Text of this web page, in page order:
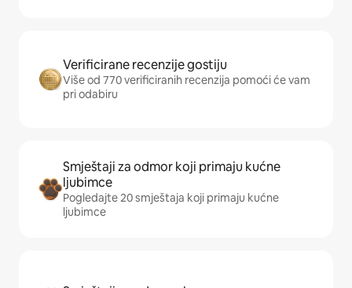
Verificirane recenzije gostiju
Više od 770 verificiranih recenzija pomoći će vam
pri odabiru
Smještaji za odmor koji primaju kućne
ljubimce
Pogledajte 20 smještaja koji primaju kućne
ljubimce